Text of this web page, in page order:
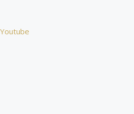
Youtube